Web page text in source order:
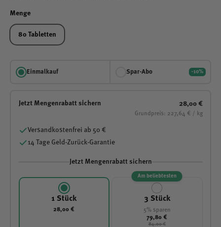
Menge
80 Tabletten
Einmalkauf Spar-Abo -10%
Jetzt Mengenrabatt sichern 28,00 €
Grundpreis: 227,64 € / kg
Versandkostenfrei ab 50 €
14 Tage Geld-Zurück-Garantie
Jetzt Mengenrabatt sichern
1 Stück
28,00 €
3 Stück
5% sparen
Am beliebtesten
79,80 €
84,00 €